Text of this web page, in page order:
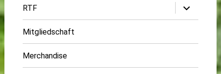
RTF
Untermenü
öffnen
Mitgliedschaft
Merchandise